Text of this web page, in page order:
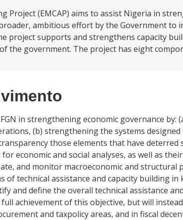
Project (EMCAP) aims to assist Nigeria in
ambitious effort by the Government to
project supports and strengthens capacity
the government. The project has eight
in strengthening economic governance by:
(b) strengthening the systems
those elements that have deterred
economic and social analyses, as well as
and monitor macroeconomic and structural
of technical assistance and capacity building
and define the overall technical assistance
achievement of this objective, but will
and taxpolicy areas, and in fiscal